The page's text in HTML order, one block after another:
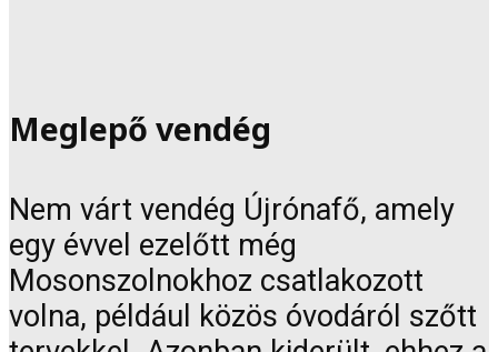
Meglepő vendég
Nem várt vendég Újrónafő, amely
egy évvel ezelőtt még
Mosonszolnokhoz csatlakozott
volna, például közös óvodáról szőtt